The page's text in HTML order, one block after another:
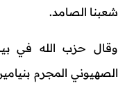
شعبنا الصامد.
وقال حزب الله في
الصهيوني المجرم